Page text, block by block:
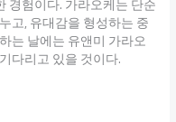
경험이다. 가라오케는 단순
고, 유대감을 형성하는 중
는 날에는 유앤미 가라오
다리고 있을 것이다.